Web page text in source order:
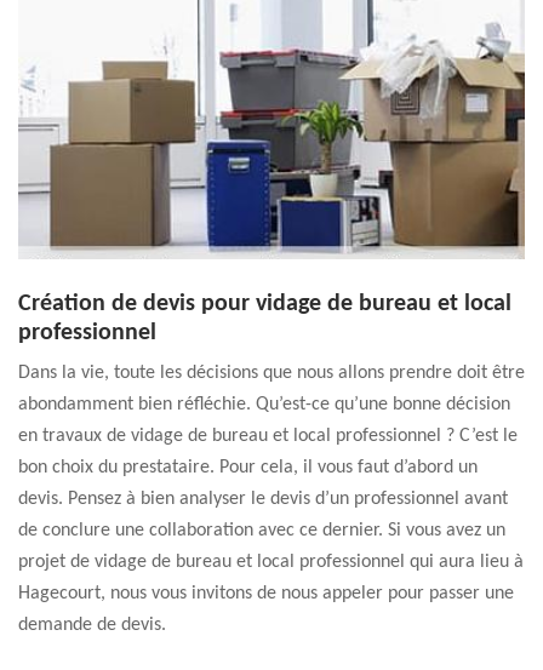
Création de devis pour vidage de bureau et local
professionnel
Dans la vie, toute les décisions que nous allons prendre doit être
abondamment bien réfléchie. Qu’est-ce qu’une bonne décision
en travaux de vidage de bureau et local professionnel ? C’est le
bon choix du prestataire. Pour cela, il vous faut d’abord un
devis. Pensez à bien analyser le devis d’un professionnel avant
de conclure une collaboration avec ce dernier. Si vous avez un
projet de vidage de bureau et local professionnel qui aura lieu à
Hagecourt, nous vous invitons de nous appeler pour passer une
demande de devis.